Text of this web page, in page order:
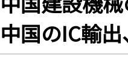
中国のIC輸